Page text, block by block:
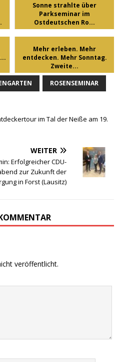
Sonne strahlte über
Parkseminar im
Ostdeutschen Ro...
Mehr erleben. Mehr
entdecken. Mehr Sonntag.
Zweite...
ROSENSEMINAR
im Tal der Neiße am 19.
WEITER
Erfolgreicher CDU-
zur Zukunft der
in Forst (Lausitz)
veröffentlicht.